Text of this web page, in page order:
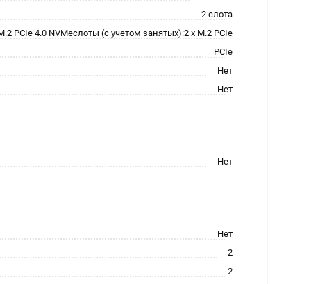
2 слота
PCIe 4.0 NVMeслоты (с учетом занятых):2 x M.2 PCIe
PCIe
Нет
Нет
Нет
Нет
2
2